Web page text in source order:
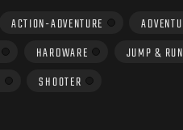
ACTION-ADVENTURE
HARDWARE JUMP & RUN
SHOOTER